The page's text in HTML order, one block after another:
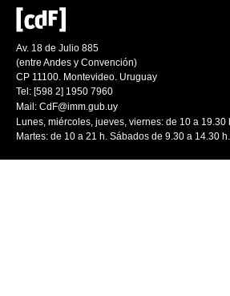
Av. 18 de Julio 885
(entre Andes y Convención)
CP 11100. Montevideo. Uruguay
Tel: [598 2] 1950 7960
Mail: CdF@imm.gub.uy
Lunes, miércoles, jueves, viernes: de 10 a 19.30
Martes: de 10 a 21 h. Sábados de 9.30 a 14.30 h.